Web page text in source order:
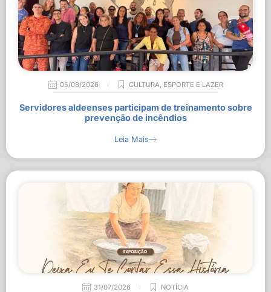
05/08/2026 CULTURA, ESPORTE E LAZER
Servidores aldeenses participam de treinamento sobre
prevenção de incêndios
Leia Mais
31/07/2026 NOTÍCIA